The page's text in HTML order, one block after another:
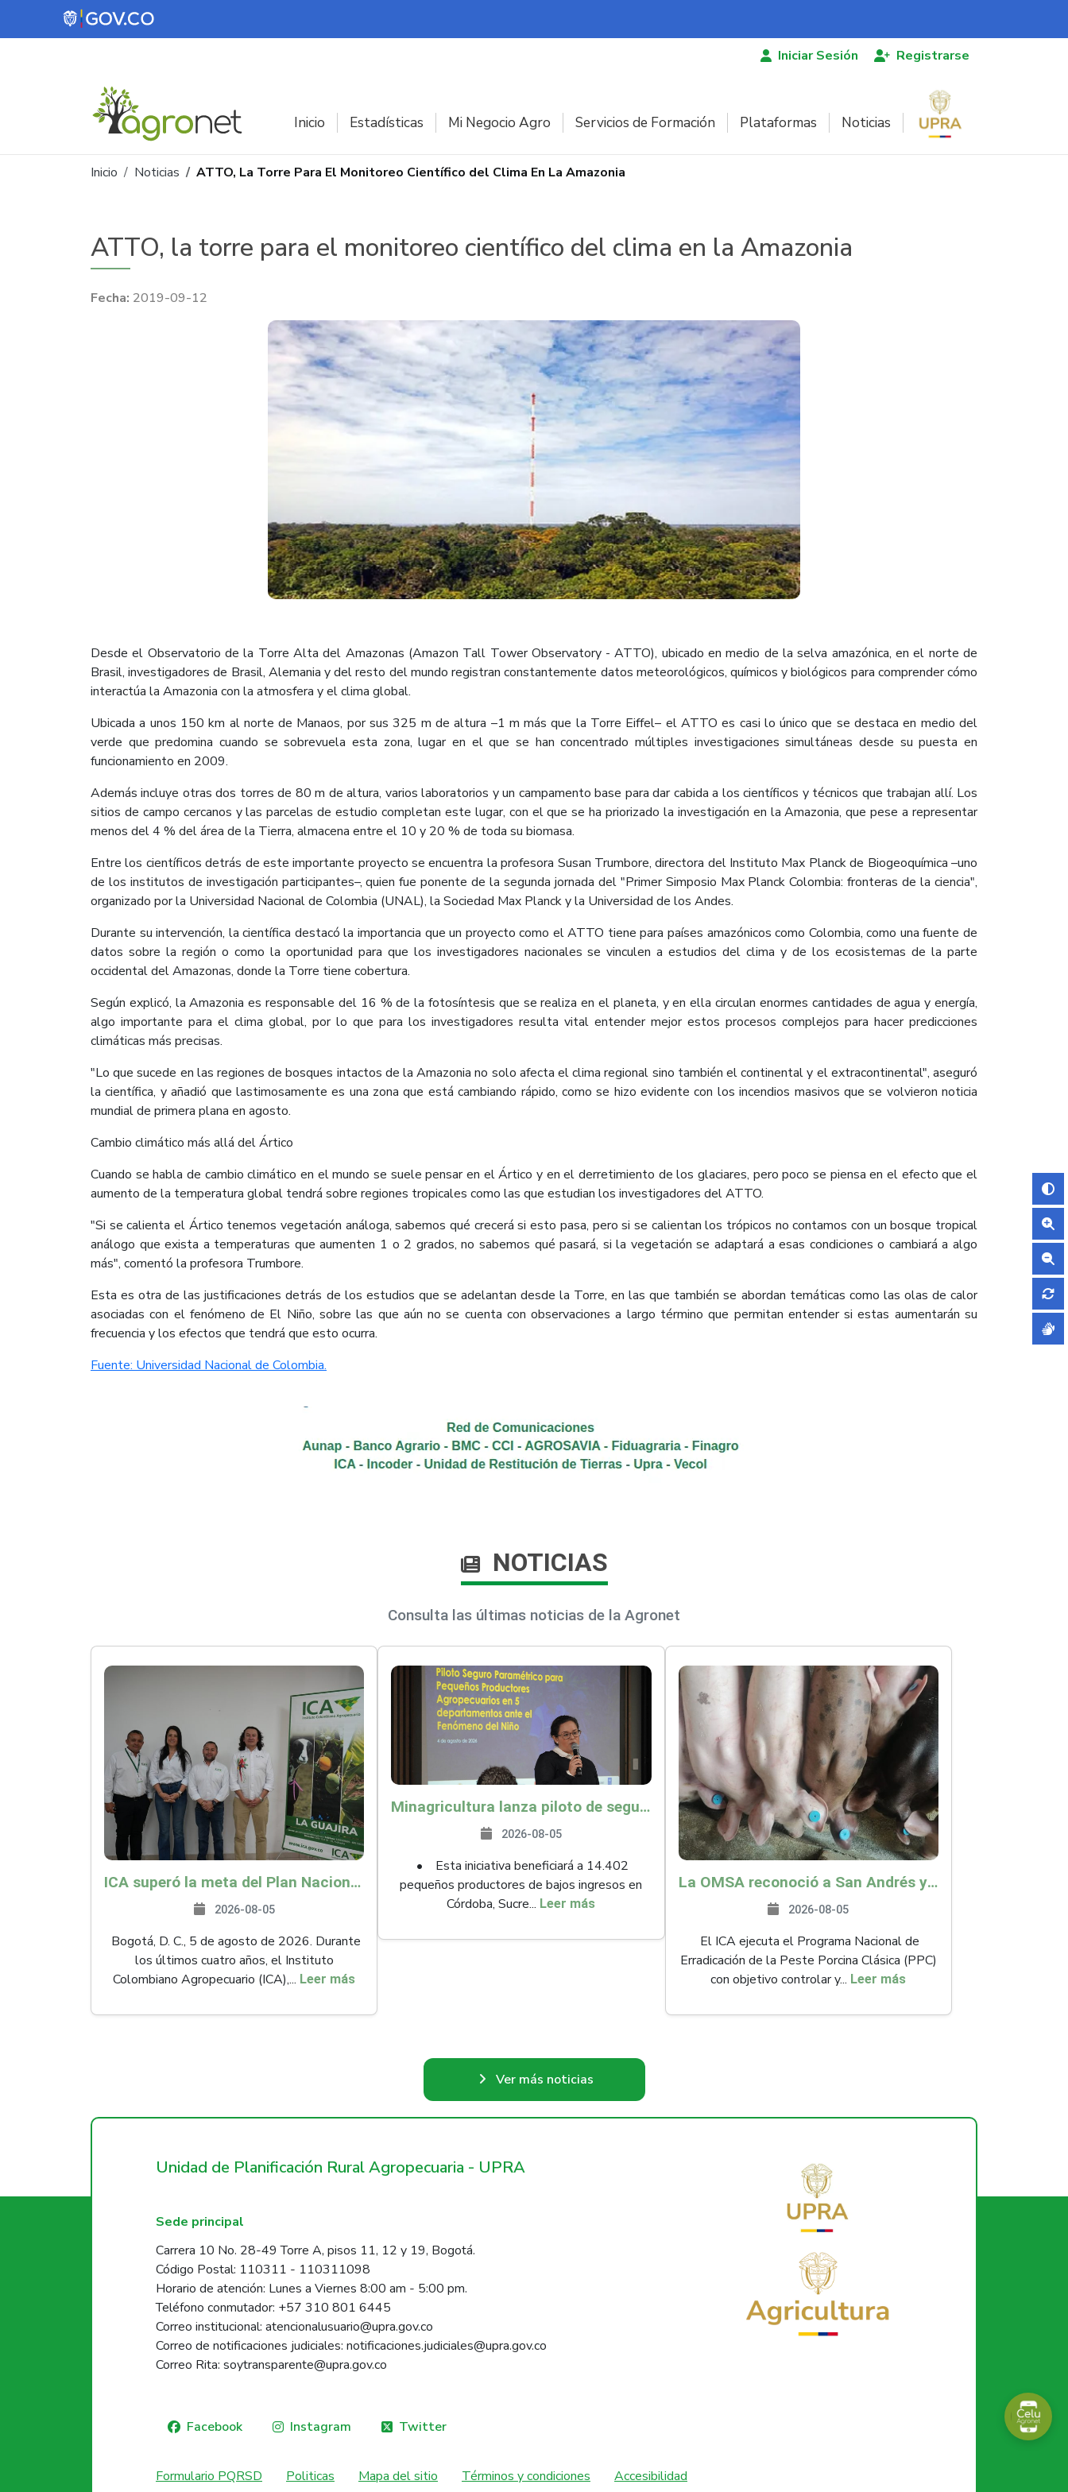
Pasar al contenido principal
Iniciar Sesión Registrarse
Inicio Estadísticas Mi Negocio Agro Servicios de Formación Plataformas Noticias
Ruta de navegación
Inicio Noticias ATTO, La Torre Para El Monitoreo Científico del Clima En La Amazonia
ATTO, la torre para el monitoreo científico del clima en la Amazonia
2019-09-12
Desde el Observatorio de la Torre Alta del Amazonas (Amazon Tall Tower Observatory - ATTO), ubicado en medio de la selva amazónica, en el norte de
Brasil, investigadores de Brasil, Alemania y del resto del mundo registran constantemente datos meteorológicos, químicos y biológicos para comprender cómo
interactúa la Amazonia con la atmosfera y el clima global.
Ubicada a unos 150 km al norte de Manaos, por sus 325 m de altura –1 m más que la Torre Eiffel– el ATTO es casi lo único que se destaca en medio del
verde que predomina cuando se sobrevuela esta zona, lugar en el que se han concentrado múltiples investigaciones simultáneas desde su puesta en
funcionamiento en 2009.
Además incluye otras dos torres de 80 m de altura, varios laboratorios y un campamento base para dar cabida a los científicos y técnicos que trabajan allí. Los
sitios de campo cercanos y las parcelas de estudio completan este lugar, con el que se ha priorizado la investigación en la Amazonia, que pese a representar
menos del 4 % del área de la Tierra, almacena entre el 10 y 20 % de toda su biomasa.
Entre los científicos detrás de este importante proyecto se encuentra la profesora Susan Trumbore, directora del Instituto Max Planck de Biogeoquímica –uno
de los institutos de investigación participantes–, quien fue ponente de la segunda jornada del "Primer Simposio Max Planck Colombia: fronteras de la ciencia",
organizado por la Universidad Nacional de Colombia (UNAL), la Sociedad Max Planck y la Universidad de los Andes.
Durante su intervención, la científica destacó la importancia que un proyecto como el ATTO tiene para países amazónicos como Colombia, como una fuente de
datos sobre la región o como la oportunidad para que los investigadores nacionales se vinculen a estudios del clima y de los ecosistemas de la parte
occidental del Amazonas, donde la Torre tiene cobertura.
Según explicó, la Amazonia es responsable del 16 % de la fotosíntesis que se realiza en el planeta, y en ella circulan enormes cantidades de agua y energía,
algo importante para el clima global, por lo que para los investigadores resulta vital entender mejor estos procesos complejos para hacer predicciones
climáticas más precisas.
"Lo que sucede en las regiones de bosques intactos de la Amazonia no solo afecta el clima regional sino también el continental y el extracontinental", aseguró
la científica, y añadió que lastimosamente es una zona que está cambiando rápido, como se hizo evidente con los incendios masivos que se volvieron noticia
mundial de primera plana en agosto.
Cambio climático más allá del Ártico
Cuando se habla de cambio climático en el mundo se suele pensar en el Ártico y en el derretimiento de los glaciares, pero poco se piensa en el efecto que el
aumento de la temperatura global tendrá sobre regiones tropicales como las que estudian los investigadores del ATTO.
"Si se calienta el Ártico tenemos vegetación análoga, sabemos qué crecerá si esto pasa, pero si se calientan los trópicos no contamos con un bosque tropical
análogo que exista a temperaturas que aumenten 1 o 2 grados, no sabemos qué pasará, si la vegetación se adaptará a esas condiciones o cambiará a algo
más", comentó la profesora Trumbore.
Esta es otra de las justificaciones detrás de los estudios que se adelantan desde la Torre, en las que también se abordan temáticas como las olas de calor
asociadas con el fenómeno de El Niño, sobre las que aún no se cuenta con observaciones a largo término que permitan entender si estas aumentarán su
frecuencia y los efectos que tendrá que esto ocurra.
Fuente: Universidad Nacional de Colombia.
NOTICIAS
Consulta las últimas noticias de la Agronet
ICA superó la meta del Plan Nacional de Desarrollo y abrió 61 mercados internacionales
2026-08-05
Bogotá, D. C., 5 de agosto de 2026. Durante
los últimos cuatro años, el Instituto
Colombiano Agropecuario (ICA),... Leer más
Minagricultura lanza piloto de seguro agropecuario por $9.625 millones para proteger a más de 14.000 pequeños productores contra riesgos del Fenómeno de El Niño
2026-08-05
• Esta iniciativa beneficiará a 14.402
pequeños productores de bajos ingresos en
Córdoba, Sucre... Leer más
La OMSA reconoció a San Andrés y Providencia como zona libre de Peste Porcina Clásica (PPC)
2026-08-05
El ICA ejecuta el Programa Nacional de
Erradicación de la Peste Porcina Clásica (PPC)
con objetivo controlar y... Leer más
Ver más noticias
Unidad de Planificación Rural Agropecuaria - UPRA
Sede principal
Carrera 10 No. 28-49 Torre A, pisos 11, 12 y 19, Bogotá.
Código Postal: 110311 - 110311098
Horario de atención: Lunes a Viernes 8:00 am - 5:00 pm.
Teléfono conmutador: +57 310 801 6445
Correo institucional: atencionalusuario@upra.gov.co
Correo de notificaciones judiciales: notificaciones.judiciales@upra.gov.co
Correo Rita: soytransparente@upra.gov.co
Facebook Instagram Twitter
Formulario PQRSD Politicas Mapa del sitio Términos y condiciones Accesibilidad